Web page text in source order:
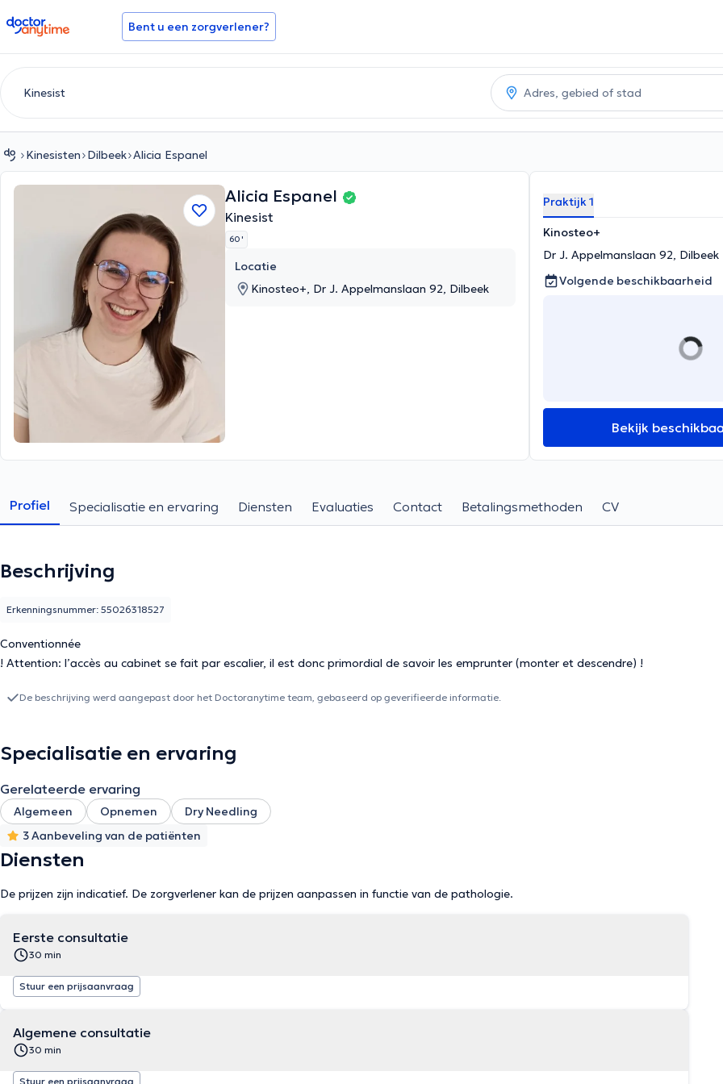
doctoranytime Bent u een zorgverlener?
Kinesisten Dilbeek Alicia Espanel
Alicia Espanel
Kinesist
60 '
Locatie
Kinosteo+, Dr J. Appelmanslaan 92, Dilbeek
Praktijk 1
Kinosteo+
Dr J. Appelmanslaan 92, Dilbeek
Volgende beschikbaarheid
Bekijk
Profiel Specialisatie en ervaring Diensten Evaluaties Contact Betalingsmethoden CV
Beschrijving
Conventionnée
! Attention: l’accès au cabinet se fait par escalier, il est donc primordial de savoir les emprunter (monter et descendre) !
Erkenningsnummer: 55026318527
De beschrijving werd aangepast door het Doctoranytime team, gebaseerd op geverifieerde informatie.
Specialisatie en ervaring
Gerelateerde ervaring
Algemeen Opnemen
Dry Needling
3 Aanbeveling van de patiënten
Diensten
De prijzen zijn indicatief. De zorgverlener kan de prijzen aanpassen in functie van de pathologie.
Eerste consultatie
30 min
Stuur een prijsaanvraag
Algemene consultatie
30 min
Stuur een prijsaanvraag